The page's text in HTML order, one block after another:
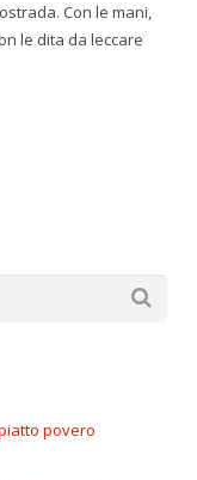
Con le mani,
le dita da leccare
povero